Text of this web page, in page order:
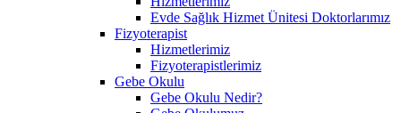
Evde Sağlık Hizmet Ünitesi Doktorlarımız
Fizyoterapist
Hizmetlerimiz
Fizyoterapistlerimiz
Gebe Okulu
Gebe Okulu Nedir?